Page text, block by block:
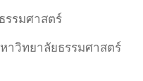
รรมศาสตร์
าวิทยาลัยธรรมศาสตร์